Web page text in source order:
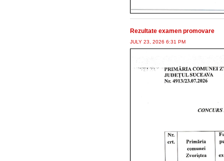
Rezultate examen promovare
JULY 23, 2026 6:31 PM